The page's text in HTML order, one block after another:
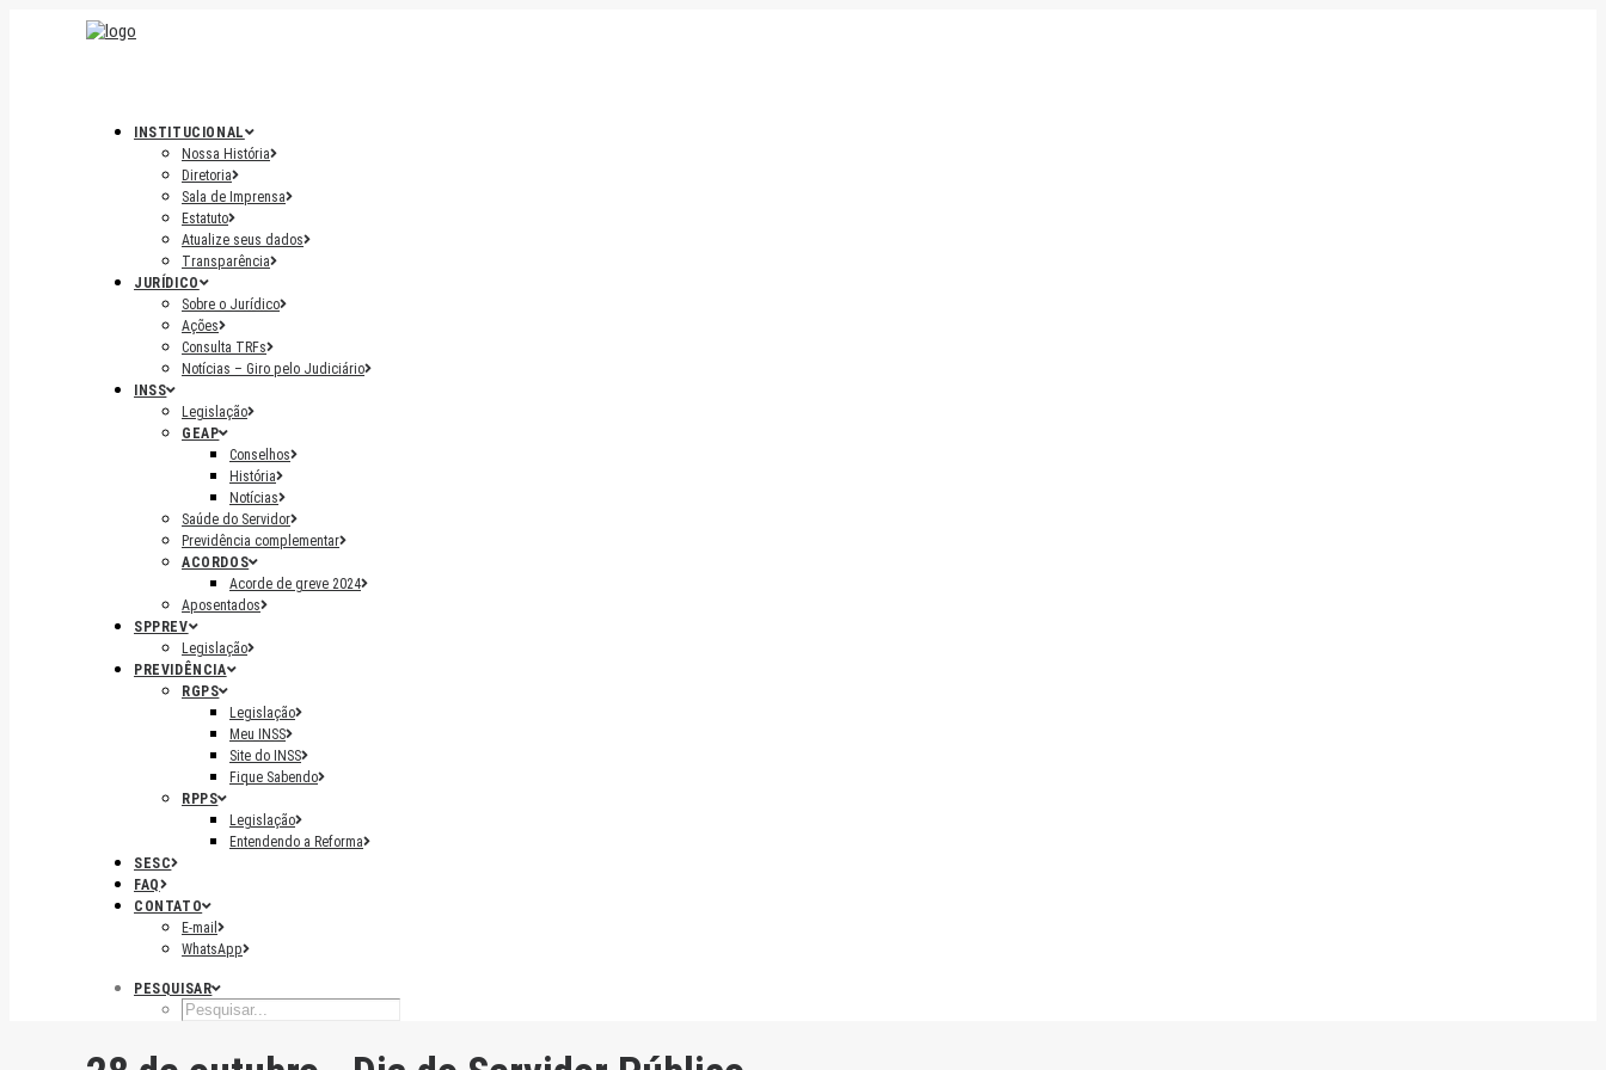
INSTITUCIONAL
Nossa História
Diretoria
Sala de Imprensa
Estatuto
Atualize seus dados
Transparência
JURÍDICO
Sobre o Jurídico
Ações
Consulta TRFs
Notícias – Giro pelo Judiciário
INSS
Legislação
GEAP
Conselhos
História
Notícias
Saúde do Servidor
Previdência complementar
ACORDOS
Acorde de greve 2024
Aposentados
SPPREV
Legislação
PREVIDÊNCIA
RGPS
Legislação
Meu INSS
Site do INSS
Fique Sabendo
RPPS
Legislação
Entendendo a Reforma
SESC
FAQ
CONTATO
E-mail
WhatsApp
PESQUISAR